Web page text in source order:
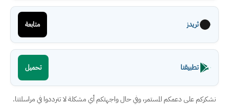
ثريدز متابعة
تطبيقنا تحميل
نشكركم على دعمكم المستمر، وفي حال واجهتكم أي مشكلة لا تترددوا في مراسلتنا.